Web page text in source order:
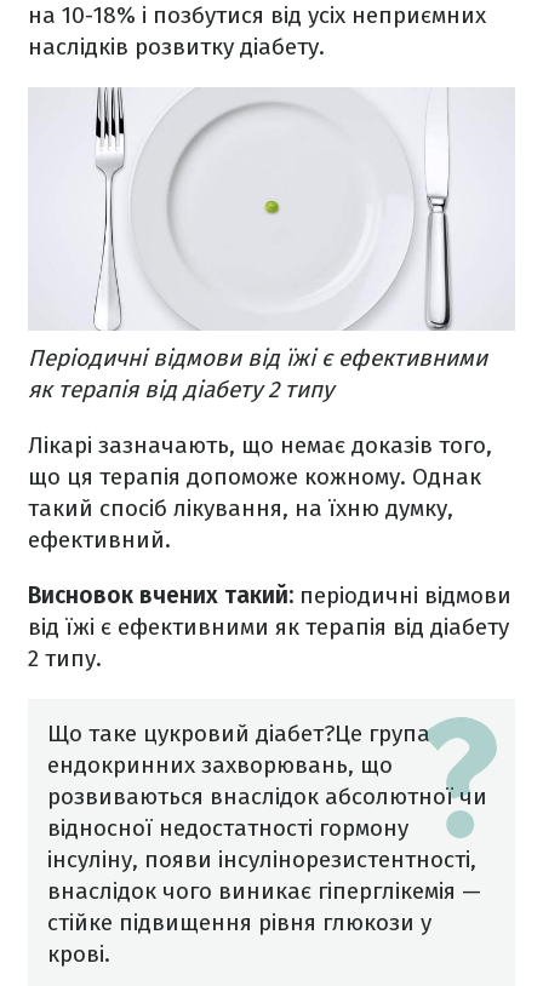
на 10-18% і позбутися від усіх неприємних
наслідків розвитку діабету.
Періодичні відмови від їжі є ефективними
як терапія від діабету 2 типу
Лікарі зазначають, що немає доказів того,
що ця терапія допоможе кожному. Однак
такий спосіб лікування, на їхню думку,
ефективний.
Висновок вчених такий: періодичні відмови
від їжі є ефективними як терапія від діабету
2 типу.
Що таке цукровий діабет?Це група
ендокринних захворювань, що
розвиваються внаслідок абсолютної чи
відносної недостатності гормону
інсуліну, появи інсулінорезистентності,
внаслідок чого виникає гіперглікемія —
стійке підвищення рівня глюкози у
крові.